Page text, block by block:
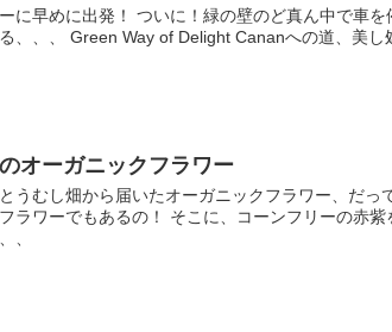
に早めに出発！ ついに！緑の壁のど真ん中で車
、、、 Green Way of Delight Cananへの道、美し
オーガニックフラワー
うむし畑から届いたオーガニックフラワー、だっ
ラワーでもあるの！ そこに、コーンフリーの赤
、